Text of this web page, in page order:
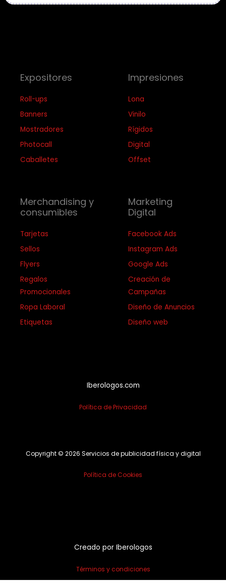
Expositores
Roll-ups
Banners
Mostradores
Photocall
Caballetes
Impresiones
Lona
Vinilo
Rígidos
Digital
Offset
Merchandising y
consumibles
Tarjetas
Sellos
Flyers
Regalos
Promocionales
Ropa Laboral
Etiquetas
Marketing
Digital
Facebook Ads
Instagram Ads
Google Ads
Creación de
Campañas
Diseño de Anuncios
Diseño web
Iberologos.com
Política de Privacidad
Copyright © 2026 Servicios de publicidad física y digital
Política de Cookies
Creado por Iberologos
Términos y condiciones